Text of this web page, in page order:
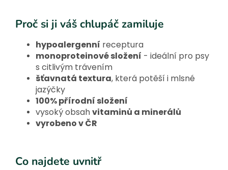
Proč si ji váš chlupáč zamiluje
hypoalergenní receptura
monoproteinové složení - ideální pro psy
s citlivým trávením
šťavnatá textura, která potěší i mlsné
jazýčky
100% přírodní složení
vysoký obsahvitaminů a minerálů
vyrobeno v ČR
Co najdete uvnitř